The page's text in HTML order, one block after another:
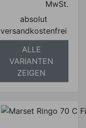
MwSt.
absolut
versandkostenfrei
ALLE
VARIANTEN
ZEIGEN